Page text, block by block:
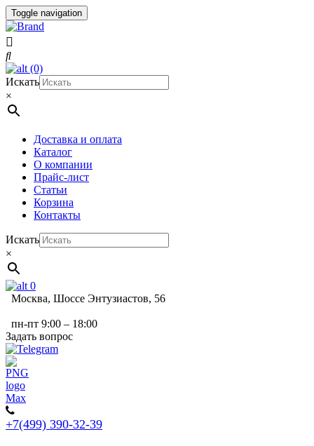
Toggle navigation
(0)
Искать
×
Доставка и оплата
Каталог
О компании
Прайс-лист
Статьи
Корзина
Контакты
Искать
×
0
Москва, Шоссе Энтузиастов, 56
пн-пт 9:00 – 18:00
Задать вопрос
+7(499) 390-32-39